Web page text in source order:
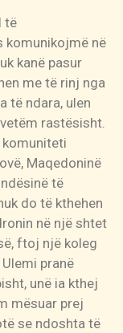
të
komunikojmë në
kanë pasur
me të rinj nga
të ndara, ulen
rastësisht.
komuniteti
Maqedoninë
të
do të kthehen
në një shtet
ftoj një koleg
pranë
unë ia kthej
mësuar prej
se ndoshta të